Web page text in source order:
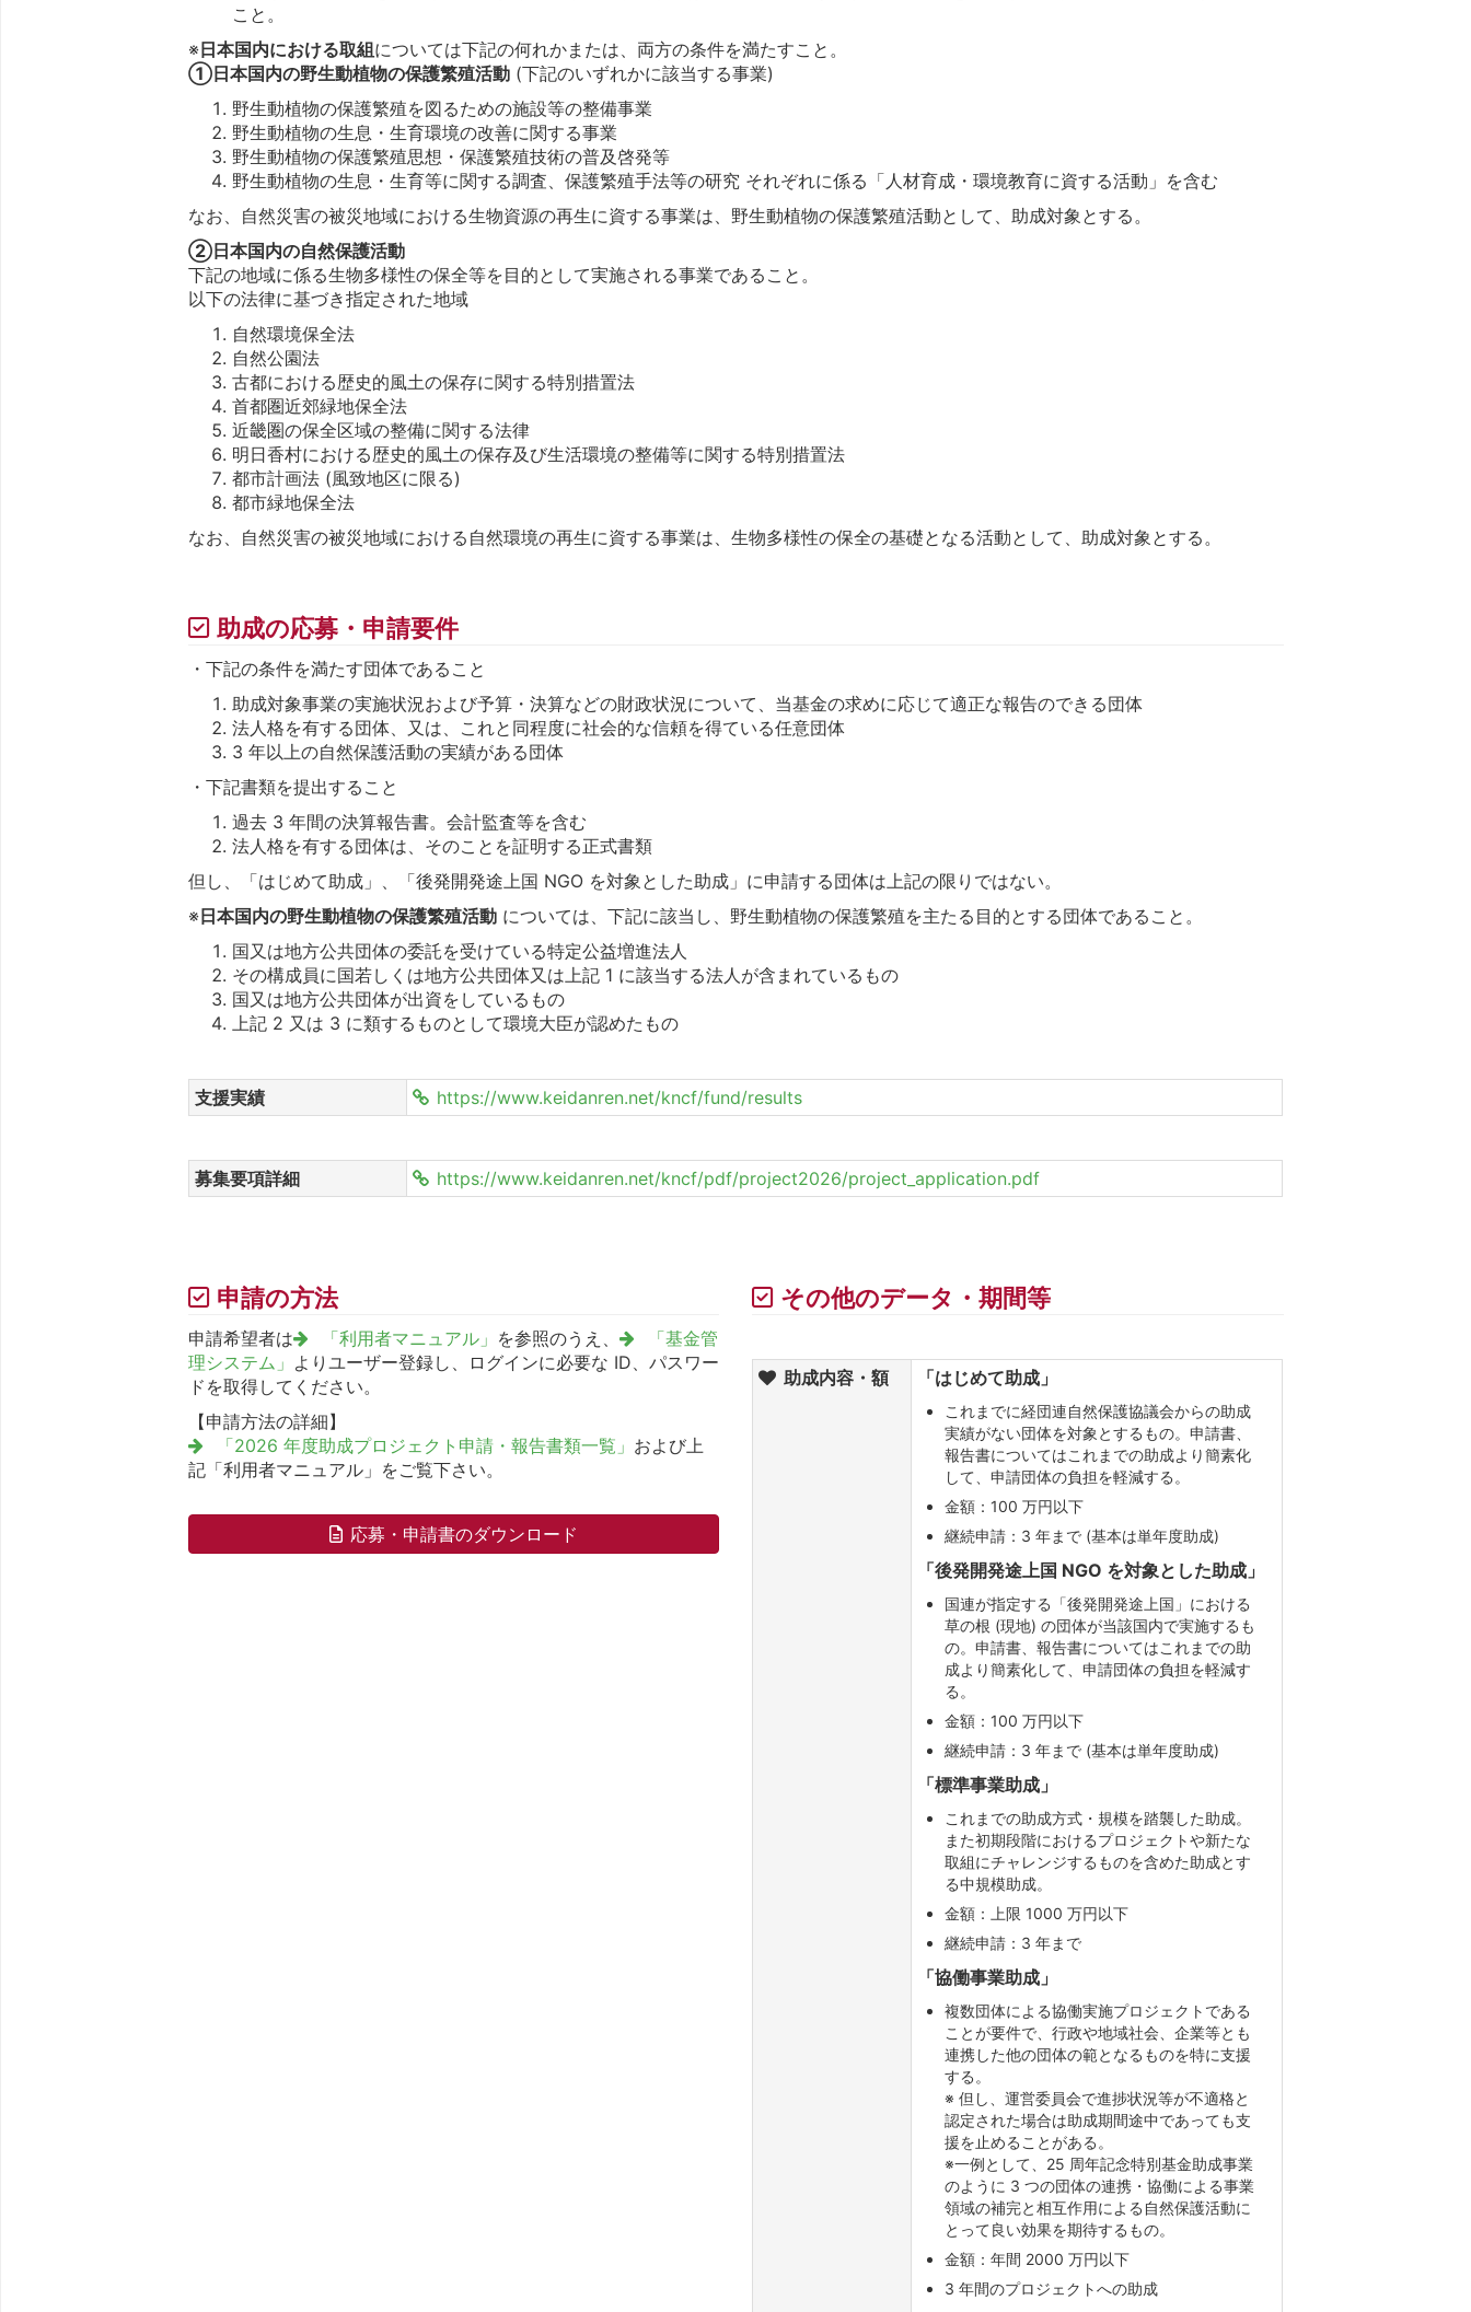
こと。
※日本国内における取組については下記の何れかまたは、両方の条件を満たすこと。
①日本国内の野生動植物の保護繁殖活動 (下記のいずれかに該当する事業)
野生動植物の保護繁殖を図るための施設等の整備事業
野生動植物の生息・生育環境の改善に関する事業
野生動植物の保護繁殖思想・保護繁殖技術の普及啓発等
野生動植物の生息・生育等に関する調査、保護繁殖手法等の研究 それぞれに係る「人材育成・環境教育に資する活動」を含む
なお、自然災害の被災地域における生物資源の再生に資する事業は、野生動植物の保護繁殖活動として、助成対象とする。
②日本国内の自然保護活動
下記の地域に係る生物多様性の保全等を目的として実施される事業であること。
以下の法律に基づき指定された地域
自然環境保全法
自然公園法
古都における歴史的風土の保存に関する特別措置法
首都圏近郊緑地保全法
近畿圏の保全区域の整備に関する法律
明日香村における歴史的風土の保存及び生活環境の整備等に関する特別措置法
都市計画法 (風致地区に限る)
都市緑地保全法
なお、自然災害の被災地域における自然環境の再生に資する事業は、生物多様性の保全の基礎となる活動として、助成対象とする。
助成の応募・申請要件
・下記の条件を満たす団体であること
助成対象事業の実施状況および予算・決算などの財政状況について、当基金の求めに応じて適正な報告のできる団体
法人格を有する団体、又は、これと同程度に社会的な信頼を得ている任意団体
3 年以上の自然保護活動の実績がある団体
・下記書類を提出すること
過去 3 年間の決算報告書。会計監査等を含む
法人格を有する団体は、そのことを証明する正式書類
但し、「はじめて助成」、「後発開発途上国 NGO を対象とした助成」に申請する団体は上記の限りではない。
※日本国内の野生動植物の保護繁殖活動 については、下記に該当し、野生動植物の保護繁殖を主たる目的とする団体であること。
国又は地方公共団体の委託を受けている特定公益増進法人
その構成員に国若しくは地方公共団体又は上記 1 に該当する法人が含まれているもの
国又は地方公共団体が出資をしているもの
上記 2 又は 3 に類するものとして環境大臣が認めたもの
支援実績 https://www.keidanren.net/kncf/fund/results
募集要項詳細 https://www.keidanren.net/kncf/pdf/project2026/project_application.pdf
申請の方法
申請希望者は 「利用者マニュアル」 を参照のうえ、
「基金管
理システム」 よりユーザー登録し、ログインに必要な ID、パスワー
ドを取得してください。
【申請方法の詳細】
「2026 年度助成プロジェクト申請・報告書類一覧」 および上
記「利用者マニュアル」をご覧下さい。
応募・申請書のダウンロード
その他のデータ・期間等
助成内容・額 「はじめて助成」
これまでに経団連自然保護協議会からの助成
実績がない団体を対象とするもの。申請書、
報告書についてはこれまでの助成より簡素化
して、申請団体の負担を軽減する。
金額：100 万円以下
継続申請：3 年まで (基本は単年度助成)
「後発開発途上国 NGO を対象とした助成」
国連が指定する「後発開発途上国」における
草の根 (現地) の団体が当該国内で実施するも
の。申請書、報告書についてはこれまでの助
成より簡素化して、申請団体の負担を軽減す
る。
金額：100 万円以下
継続申請：3 年まで (基本は単年度助成)
「標準事業助成」
これまでの助成方式・規模を踏襲した助成。
また初期段階におけるプロジェクトや新たな
取組にチャレンジするものを含めた助成とす
る中規模助成。
金額：上限 1000 万円以下
継続申請：3 年まで
「協働事業助成」
複数団体による協働実施プロジェクトである
ことが要件で、行政や地域社会、企業等とも
連携した他の団体の範となるものを特に支援
する。
※ 但し、運営委員会で進捗状況等が不適格と
認定された場合は助成期間途中であっても支
援を止めることがある。
※一例として、25 周年記念特別基金助成事業
のように 3 つの団体の連携・協働による事業
領域の補完と相互作用による自然保護活動に
とって良い効果を期待するもの。
金額：年間 2000 万円以下
3 年間のプロジェクトへの助成